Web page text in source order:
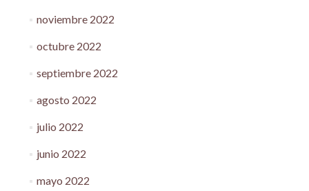
noviembre 2022
octubre 2022
septiembre 2022
agosto 2022
julio 2022
junio 2022
mayo 2022